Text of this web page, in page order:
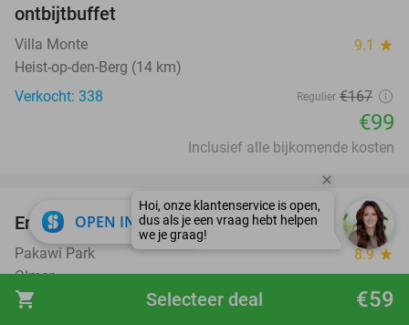
shopping_cart €59
Selecteer deal
ontbijtbuffet
Villa Monte 9.1 star
Heist-op-den-Berg (14 km)
Verkocht: 338
Regulier €167
€99
Inclusief alle bijkomende kosten
28%
Entree Pakawi Park
Pakawi Park 8.9star
Olmen
Verkocht: 12.975
€30
OPEN IN APP close